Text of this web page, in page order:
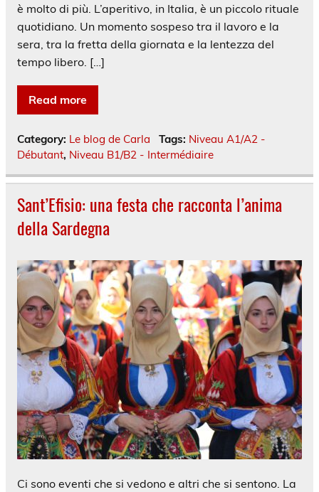
è molto di più. L’aperitivo, in Italia, è un piccolo rituale
quotidiano. Un momento sospeso tra il lavoro e la
sera, tra la fretta della giornata e la lentezza del
tempo libero. […]
Read more
Category: Le blog de Carla Tags: Niveau A1/A2 -
Débutant, Niveau B1/B2 - Intermédiaire
Sant’Efisio: una festa che racconta l’anima
della Sardegna
Ci sono eventi che si vedono e altri che si sentono. La